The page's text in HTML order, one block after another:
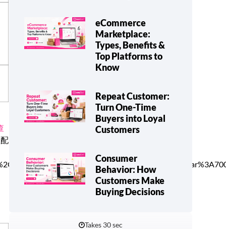
eCommerce
Marketplace:
Types, Benefits &
Top Platforms to
Know
Repeat Customer:
Turn One-Time
Buyers into Loyal
Customers
Consumer
Behavior: How
Customers Make
Buying Decisions